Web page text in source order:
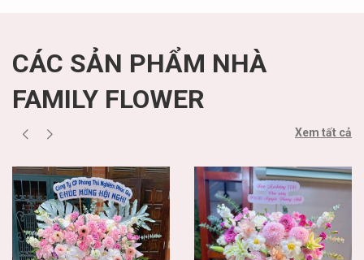
CÁC SẢN PHẨM NHÀ
FAMILY FLOWER
Xem tất cả